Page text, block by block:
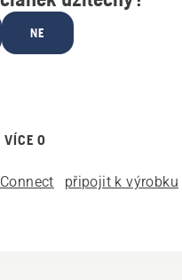
NE
VÍCE O
připojit k výrobku